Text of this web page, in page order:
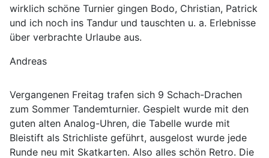
wirklich schöne Turnier gingen Bodo, Christian, Patrick
und ich noch ins Tandur und tauschten u. a. Erlebnisse
über verbrachte Urlaube aus.
Andreas
Vergangenen Freitag trafen sich 9 Schach-Drachen
zum Sommer Tandemturnier. Gespielt wurde mit den
guten alten Analog-Uhren, die Tabelle wurde mit
Bleistift als Strichliste geführt, ausgelost wurde jede
Runde neu mit Skatkarten. Also alles schön Retro. Die